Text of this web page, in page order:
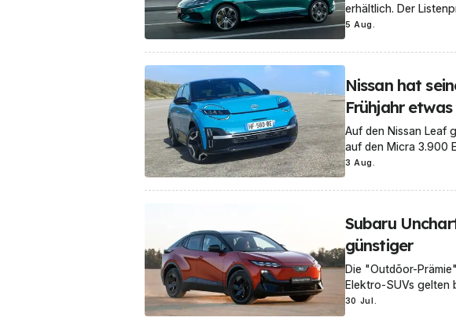
erhältlich. Der
5 Aug.
Nissan hat
Frühjahr
Auf den Nissan Leaf
auf den Micra 3.900
3 Aug.
Subaru
günstiger
Die "Outdõor-
Elektro-SUVs gelten
30 Jul.